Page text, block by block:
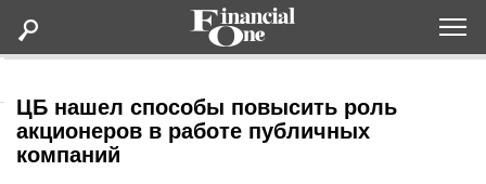
Статьи
ЦБ нашел способы повысить роль
акционеров в работе публичных
компаний